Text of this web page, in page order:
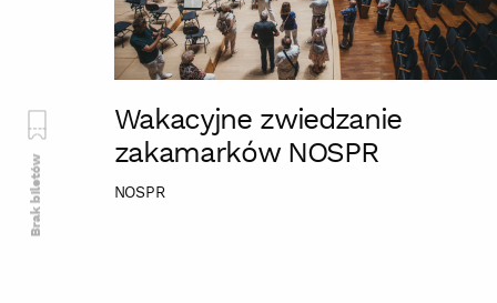
Wakacyjne zwiedzanie
zakamarków NOSPR
NOSPR
Brak biletów